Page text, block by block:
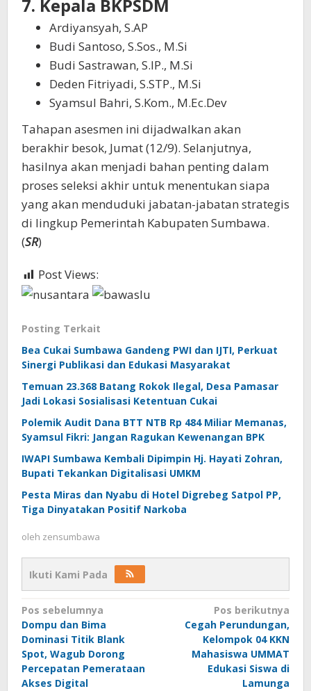
7. Kepala BKPSDM
Ardiyansyah, S.AP
Budi Santoso, S.Sos., M.Si
Budi Sastrawan, S.IP., M.Si
Deden Fitriyadi, S.STP., M.Si
Syamsul Bahri, S.Kom., M.Ec.Dev
Tahapan asesmen ini dijadwalkan akan
berakhir besok, Jumat (12/9). Selanjutnya,
hasilnya akan menjadi bahan penting dalam
proses seleksi akhir untuk menentukan siapa
yang akan menduduki jabatan-jabatan strategis
di lingkup Pemerintah Kabupaten Sumbawa.
(SR)
Post Views:
Posting Terkait
Bea Cukai Sumbawa Gandeng PWI dan IJTI, Perkuat
Sinergi Publikasi dan Edukasi Masyarakat
Temuan 23.368 Batang Rokok Ilegal, Desa Pamasar
Jadi Lokasi Sosialisasi Ketentuan Cukai
Polemik Audit Dana BTT NTB Rp 484 Miliar Memanas,
Syamsul Fikri: Jangan Ragukan Kewenangan BPK
IWAPI Sumbawa Kembali Dipimpin Hj. Hayati Zohran,
Bupati Tekankan Digitalisasi UMKM
Pesta Miras dan Nyabu di Hotel Digrebeg Satpol PP,
Tiga Dinyatakan Positif Narkoba
oleh zensumbawa
Ikuti Kami Pada
Navigasi
pos
Pos sebelumnya
Dompu dan Bima
Dominasi Titik Blank
Spot, Wagub Dorong
Percepatan Pemerataan
Akses Digital
Pos berikutnya
Cegah Perundungan,
Kelompok 04 KKN
Mahasiswa UMMAT
Edukasi Siswa di
Lamunga